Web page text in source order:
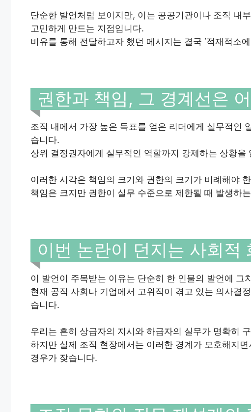
단순한 발언처럼 보이지만, 이는 공공기관이나 조직 내
고민하게 만드는 지점입니다.
비유를 통해 전달하고자 했던 메시지는 결국 ‘적재적소
권한과 책임, 그 경계선은
조직 내에서 가장 높은 득표를 얻은 리더에게 실무적인
습니다.
상위 결정권자에게 실무적인 역할까지 강제하는 상황을
이러한 시각은 책임의 크기와 권한의 크기가 비례해야
책임은 크지만 권한이 실무 수준으로 제한될 때 발생하
이번 논란이 던지는 사회적
이 발언이 주목받는 이유는 단순히 한 인물의 발언에 그
현재 공직 사회나 기업에서 고위직이 겪고 있는 의사결
습니다.
우리는 흔히 상급자의 지시와 하급자의 실무가 명확히
하지만 실제 조직 현장에서는 이러한 경계가 모호해지
경우가 잦습니다.